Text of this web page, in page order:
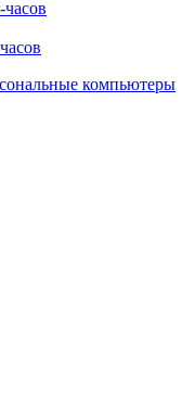
компьютеры